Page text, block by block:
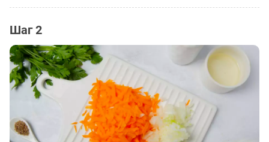
Шаг 2